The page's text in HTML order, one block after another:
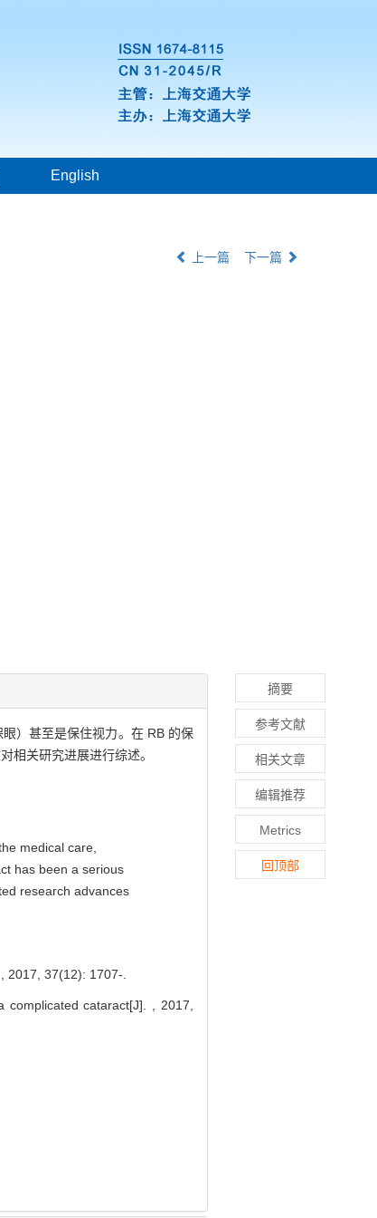
English
上一篇 下一篇
）甚至是保住视力。在 RB 的保
相关研究进展进行综述。
medical care,
has been a serious
research advances
2017, 37(12): 1707-.
complicated cataract[J]. , 2017,
摘要
参考文献
相关文章
编辑推荐
Metrics
回顶部